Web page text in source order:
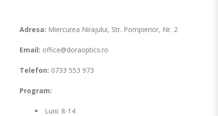
Adresa: Miercurea Nirajului, Str. Pompierior, Nr. 2
Email: office@doraoptics.ro
Telefon: 0733 553 973
Program:
Luni: 8-14